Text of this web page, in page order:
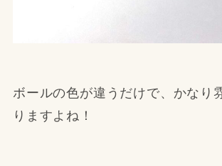
ボールの色が違うだけで、かなり
りますよね！